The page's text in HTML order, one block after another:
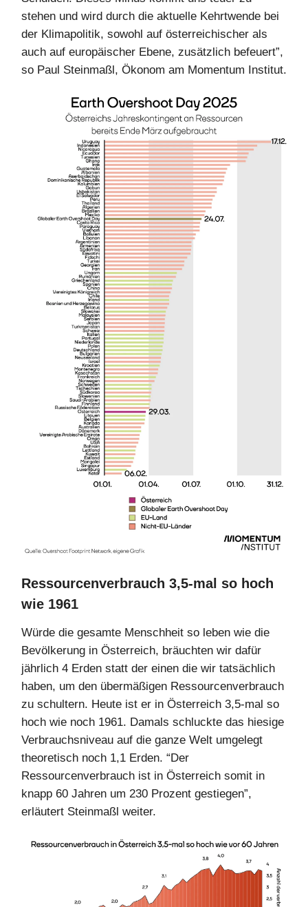
stehen und wird durch die aktuelle Kehrtwende bei
der Klimapolitik, sowohl auf österreichischer als
auch auf europäischer Ebene, zusätzlich befeuert”,
so Paul Steinmaßl, Ökonom am Momentum Institut.
Ressourcenverbrauch 3,5-mal so hoch
wie 1961
Würde die gesamte Menschheit so leben wie die
Bevölkerung in Österreich, bräuchten wir dafür
jährlich 4 Erden statt der einen die wir tatsächlich
haben, um den übermäßigen Ressourcenverbrauch
zu schultern. Heute ist er in Österreich 3,5-mal so
hoch wie noch 1961. Damals schluckte das hiesige
Verbrauchsniveau auf die ganze Welt umgelegt
theoretisch noch 1,1 Erden. “Der
Ressourcenverbrauch ist in Österreich somit in
knapp 60 Jahren um 230 Prozent gestiegen”,
erläutert Steinmaßl weiter.